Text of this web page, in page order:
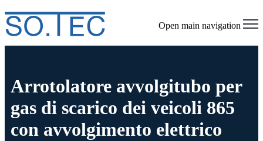
Open main navigation
Arrotolatore avvolgitubo per
gas di scarico dei veicoli 865
con avvolgimento elettrico